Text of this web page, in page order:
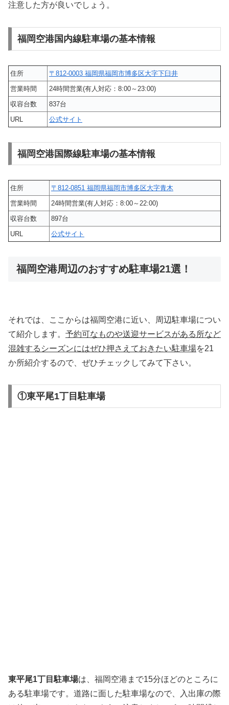
注意した方が良いでしょう。
福岡空港国内線駐車場の基本情報
住所
〒812-0003 福岡県福岡市博多区大字下臼井
営業時間
24時間営業(有人対応：8:00～23:00)
収容台数
837台
URL
公式サイト
福岡空港国際線駐車場の基本情報
住所
〒812-0851 福岡県福岡市博多区大字青木
営業時間
24時間営業(有人対応：8:00～22:00)
収容台数
897台
URL
公式サイト
福岡空港周辺のおすすめ駐車場21選！
それでは、ここからは福岡空港に近い、周辺駐車場につい
て紹介します。 予約可なものや送迎サービスがある所など
混雑するシーズンにはぜひ押さえておきたい駐車場を21
か所紹介するので、ぜひチェックしてみて下さい。
①東平尾1丁目駐車場
東平尾1丁目駐車場は、福岡空港まで15分ほどのところに
ある駐車場です。道路に面した駐車場なので、入出庫の際